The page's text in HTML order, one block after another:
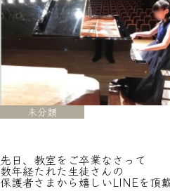
未分類
先日、教室をご卒業なさって
数年経たれた生徒さんの
保護者さまから嬉しいLINEを頂